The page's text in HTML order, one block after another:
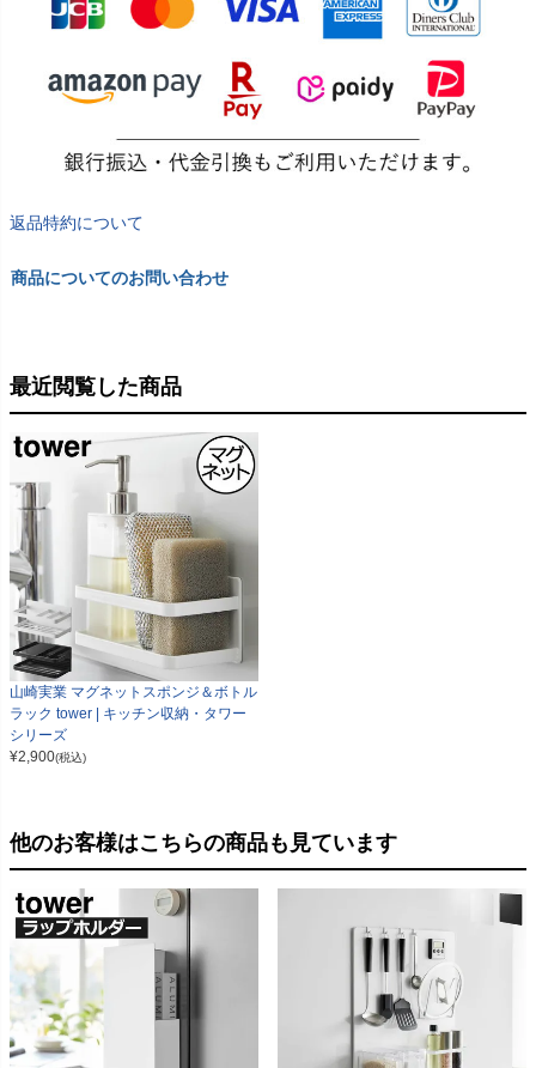
返品特約について
商品についてのお問い合わせ
最近閲覧した商品
山崎実業 マグネットスポンジ＆ボトル
ラック tower | キッチン収納・タワー
シリーズ
¥2,900(税込)
他のお客様はこちらの商品も見ています